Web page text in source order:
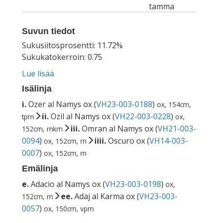
tamma
Suvun tiedot
Sukusiitosprosentti: 11.72%
Sukukatokerroin: 0.75
Lue lisää
Isälinja
i.Ozer al Namys ox (VH23-003-0188) ox, 154cm,
tprn
ii.Ozil al Namys ox (VH22-003-0228) ox,
152cm, rnkm
iii.Omran al Namys ox (VH21-003-
0094) ox, 152cm, rn iiii.Oscuro ox (VH14-003-
0007) ox, 152cm, m
Emälinja
e.Adacio al Namys ox (VH23-003-0198) ox,
152cm, rn
ee.Adaj al Karma ox (VH23-003-
0057) ox, 150cm, vprn